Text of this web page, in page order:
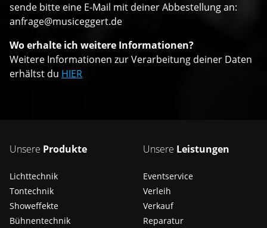
sende bitte eine E-Mail mit deiner Abbestellung an:
anfrage@musiceggert.de
Wo erhalte ich weitere Informationen?
Weitere Informationen zur Verarbeitung deiner Daten
erhältst du HIER
Unsere Produkte
Lichttechnik
Tontechnik
Showeffekte
Bühnentechnik
Unsere Leistungen
Eventservice
Verleih
Verkauf
Reparatur